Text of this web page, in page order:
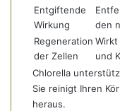
Entgiftende
Wirkung
den
Regeneration
der Zellen
und
Chlorella
Sie reinigt Ihren
heraus.